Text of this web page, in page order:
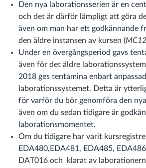
Den nya laborationsserien är en
och det är därför lämpligt att göra
även om man har ett godkännande
den äldre instansen av kursen (MC12
Under en övergångsperiod gavs
även för det äldre
2018 ges tentamina enbart
laborationssystemet. Detta är
för varför du bör genomföra den
även om du sedan tidigare är
laborationsmomentet.
Om du tidigare har varit
EDA480,EDA481, EDA485,
DAT016 och klarat av